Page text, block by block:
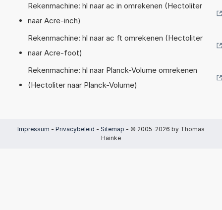
Rekenmachine: hl naar ac in omrekenen (Hectoliter
naar Acre-inch)
Rekenmachine: hl naar ac ft omrekenen (Hectoliter
naar Acre-foot)
Rekenmachine: hl naar Planck-Volume omrekenen
(Hectoliter naar Planck-Volume)
Impressum - Privacybeleid - Sitemap - © 2005-2026 by Thomas
Hainke